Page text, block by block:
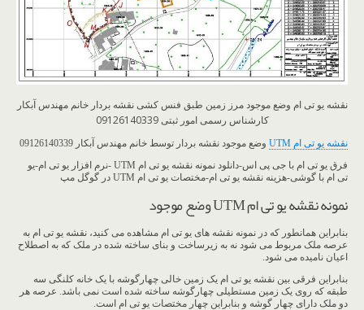
نقشه یو تی ام وضع موجود مرز زمین طبق فنس کشی نقشه بردار خانم مهندس آبکار
کارشناس رسمی امور ثبتی 09126140339
نقشه یو تی ام UTM
وضع موجود نقشه بردار توسط خانم مهندس آبکار 09126140339
فرق یو تی ام با جی پی اس-دانلود نمونه نقشه یو تی ام UTM -نرم افزار یو تی ام-یو
تی ام با گوشی-هزینه نقشه یو تی ام-مختصات یو تی ام UTM در گوگل مپ
نمونه نقشه یو تی ام UTM وضع موجود
بنابراین همانطور که در نمونه نقشه های یو تی ام مشاهده می کنید، نقشه یو تی ام به
عرصه ملک مربوط می شود نه به زیرساخت و بنای ساخته شده در ملک که به اصطلاح
اعیان نامیده می شود.
بنابراین فرقی بین نقشه یو تی ام یک زمین خالی چهارگوشه با یک خانه کلنگی سه
طبقه که روی یک زمین مستطیلی چهارگوشه ساخته شده است نمی باشد. عرصه هر
دو ملک دارای چهار گوشه و بنابراین چهار مختصات یو تی ام است.